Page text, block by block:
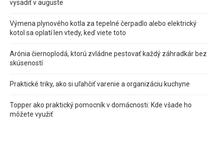
vysadiť v auguste
Výmena plynového kotla za tepelné čerpadlo alebo elektrický
kotol sa oplatí len vtedy, keď viete toto
Arónia čiernoplodá, ktorú zvládne pestovať každý záhradkár bez
skúseností
Praktické triky, ako si uľahčiť varenie a organizáciu kuchyne
Topper ako praktický pomocník v domácnosti: Kde všade ho
môžete využiť